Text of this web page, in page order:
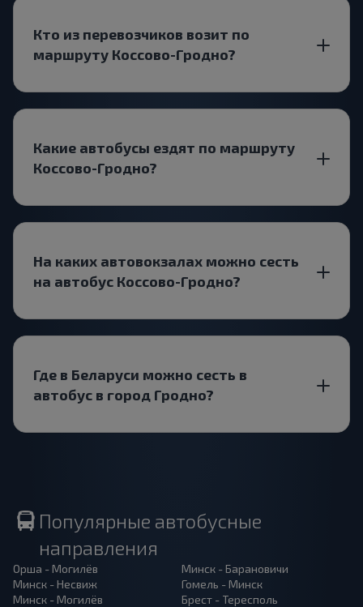
Кто из перевозчиков возит по
маршруту Коссово-Гродно?
Какие автобусы ездят по маршруту
Коссово-Гродно?
На каких автовокзалах можно сесть
на автобус Коссово-Гродно?
Где в Беларуси можно сесть в
автобус в город Гродно?
Популярные автобусные
направления
Орша - Могилёв
Минск - Несвиж
Минск - Могилёв
Минск - Барановичи
Гомель - Минск
Брест - Тересполь